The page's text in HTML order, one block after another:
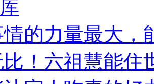
的力量最大，
！六祖慧能住